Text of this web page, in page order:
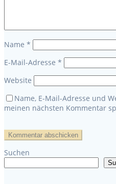
Name *
E-Mail-Adresse *
Website
Name, E-Mail-Adresse und
meinen nächsten Kommentar
Suchen